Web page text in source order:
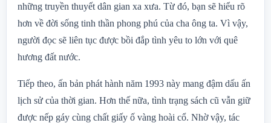
những truyền thuyết dân gian xa xưa. Từ đó, bạn sẽ hiểu rõ
hơn về đời sống tinh thần phong phú của cha ông ta. Vì vậy,
người đọc sẽ liên tục được bồi đắp tình yêu to lớn với quê
hương đất nước.
Tiếp theo, ấn bản phát hành năm 1993 này mang đậm dấu ấn
lịch sử của thời gian. Hơn thế nữa, tình trạng sách cũ vẫn giữ
được nếp gáy cùng chất giấy ố vàng hoài cổ. Nhờ vậy, tác